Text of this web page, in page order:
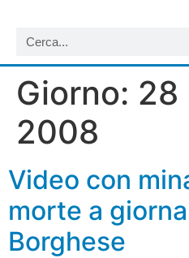
Giorno: 28
2008
Video con
morte a
Borghese